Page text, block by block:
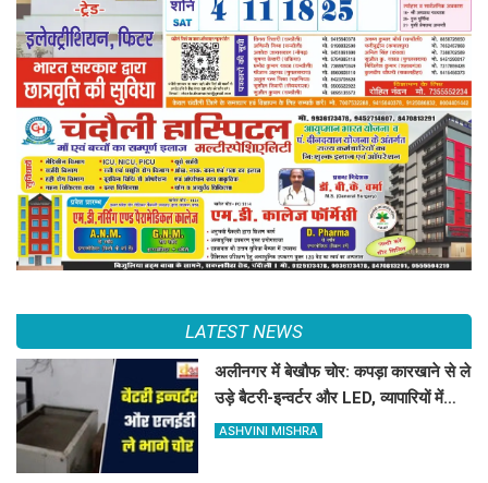
LATEST NEWS
अलीनगर में बेखौफ चोर: कपड़ा कारखाने से ले
उड़े बैटरी-इन्वर्टर और LED, व्यापारियों में
फैला भारी गुस्सा
ASHVINI MISHRA